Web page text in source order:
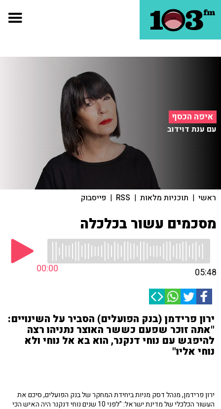
איפה הכסף
עם ענת דוידוב
ראשי | תוכניות מלאות |
RSS
| פייסבוק
מסכמים עשור בכלכלה
00:00 05:48
ירון פרידמן (בנק הפועלים) הסביר על השינויים:
"אתה זוכר שפעם כששר האוצר נתניהו רצה
להיפגש עם נוחי דנקנר, הוא בא אל נוחי ולא
נוחי אליו"
ירון פרידמן, מנהל דסק מניות ביחידת המחקר של בנק הפועלים, סיכם את
העשור הכלכלי של מדינת ישראל: "לפני 10 שנים נוחי דנקנר היה האיש הכי